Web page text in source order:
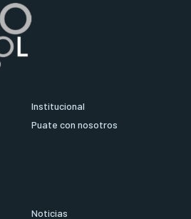
Institucional
Puate con nosotros
Noticias